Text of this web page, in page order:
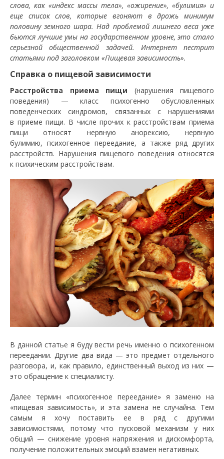
слова, как «индекс массы тела», «ожирение», «булимия» и
еще список слов, которые вгоняют в дрожь минимум
половину земного шара. Над проблемой лишнего веса уже
бьются лучшие умы на государственном уровне, это стало
серьезной общественной задачей. Интернет пестрит
статьями под заголовком «Пищевая зависимость».
Справка о пищевой зависимости
Расстройства приема пищи (нарушения пищевого
поведения) — класс психогенно обусловленных
поведенческих синдромов, связанных с нарушениями
в приеме пищи. В числе прочих к расстройствам приема
пищи относят нервную анорексию, нервную
булимию, психогенное переедание, а также ряд других
расстройств. Нарушения пищевого поведения относятся
к психическим расстройствам.
В данной статье я буду вести речь именно о психогенном
переедании. Другие два вида — это предмет отдельного
разговора, и, как правило, единственный выход из них —
это обращение к специалисту.
Далее термин «психогенное переедание» я заменю на
«пищевая зависимость», и эта замена не случайна. Тем
самым я хочу поставить ее в ряд с другими
зависимостями, потому что пусковой механизм у них
общий — снижение уровня напряжения и дискомфорта,
получение положительных эмоций взамен негативных.